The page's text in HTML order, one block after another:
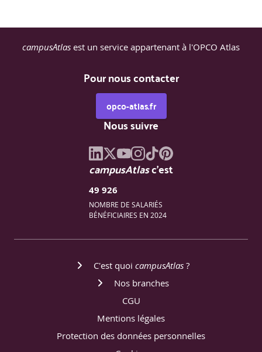
campusAtlas est un service appartenant à l'OPCO Atlas
Pour nous contacter
opco-atlas.fr
Nous suivre
campusAtlasc'est
49 926
NOMBRE DE SALARIÉS
BÉNÉFICIAIRES EN 2024
C'est quoi campusAtlas ?
Nos branches
CGU
Mentions légales
Protection des données personnelles